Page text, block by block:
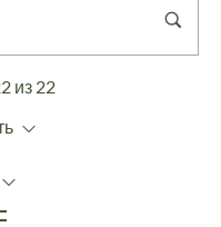
из 22